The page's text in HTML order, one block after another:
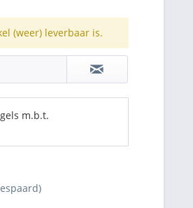
(weer) leverbaar is.
m.b.t.